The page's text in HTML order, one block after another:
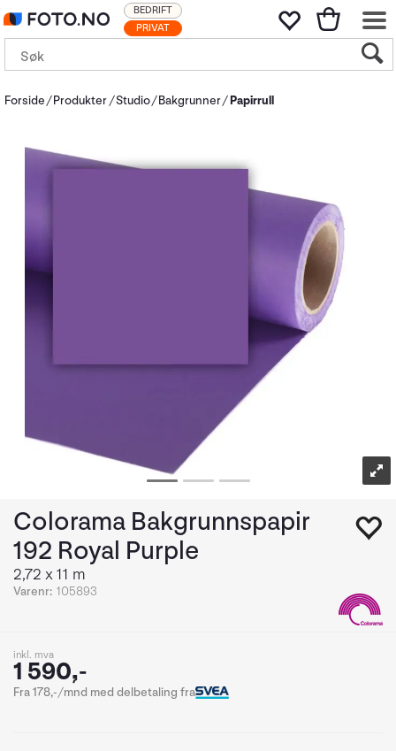
PRIVAT
BEDRIFT
Forside Produkter Studio Bakgrunner Papirrull
Colorama Bakgrunnspapir
192 Royal Purple
2,72 x 11 m
Varenr: 105893
inkl. mva
1 590,-
Fra 178,-/mnd med delbetaling fra